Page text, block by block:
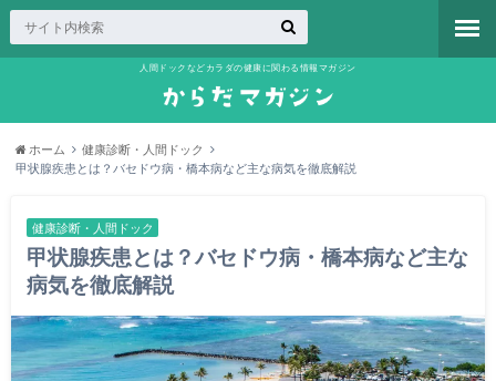
人間ドックなどカラダの健康に関わる情報マガジン
ホーム
健康診断・人間ドック
甲状腺疾患とは？バセドウ病・橋本病など主な病気を徹底解説
健康診断・人間ドック
甲状腺疾患とは？バセドウ病・橋本病など主な
病気を徹底解説